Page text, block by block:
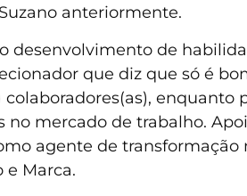
anteriormente.
de
que diz que só é
mercado de trabalho.
agente de
e Marca.